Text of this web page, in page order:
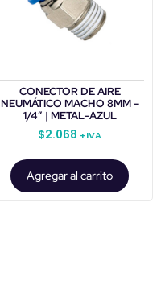
CONECTOR DE AIRE
NEUMÁTICO MACHO 8MM –
1/4″ | METAL-AZUL
$2.068 +IVA
Agregar al carrito